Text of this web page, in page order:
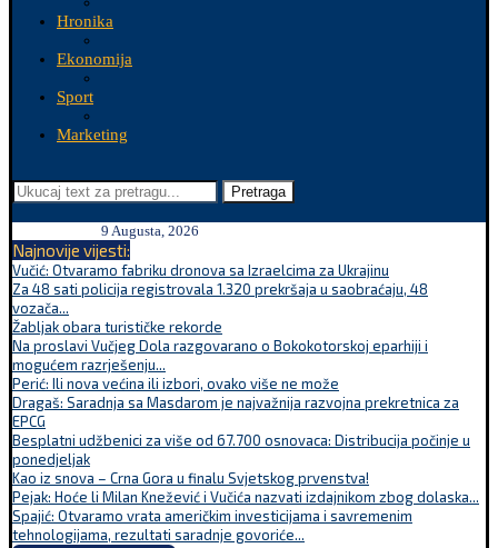
Hronika
Ekonomija
Sport
Marketing
Pretraga
9 Augusta, 2026
Najnovije vijesti:
Vučić: Otvaramo fabriku dronova sa Izraelcima za Ukrajinu
Za 48 sati policija registrovala 1.320 prekršaja u saobraćaju, 48
vozača...
Žabljak obara turističke rekorde
Na proslavi Vučjeg Dola razgovarano o Bokokotorskoj eparhiji i
mogućem razrješenju...
Perić: Ili nova većina ili izbori, ovako više ne može
Dragaš: Saradnja sa Masdarom je najvažnija razvojna prekretnica za
EPCG
Besplatni udžbenici za više od 67.700 osnovaca: Distribucija počinje u
ponedjeljak
Kao iz snova – Crna Gora u finalu Svjetskog prvenstva!
Pejak: Hoće li Milan Knežević i Vučića nazvati izdajnikom zbog dolaska...
Spajić: Otvaramo vrata američkim investicijama i savremenim
tehnologijama, rezultati saradnje govoriće...